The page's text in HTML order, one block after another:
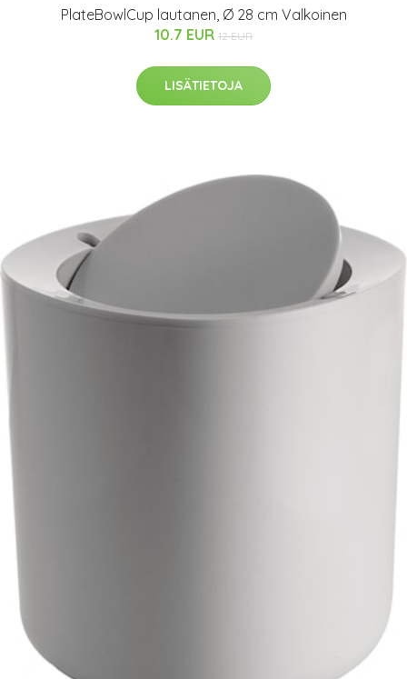
PlateBowlCup lautanen, Ø 28 cm Valkoinen
10.7 EUR 12 EUR
LISÄTIETOJA